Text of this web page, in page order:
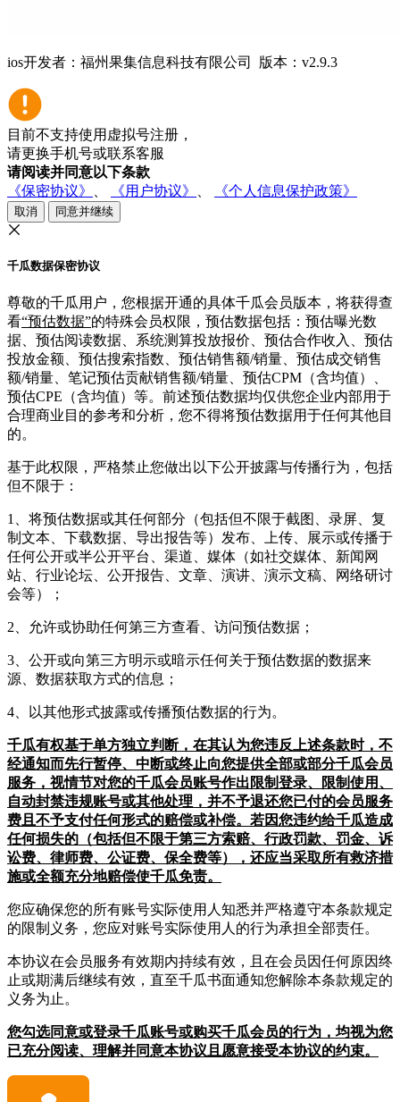
ios开发者：福州果集信息科技有限公司 版本：v2.9.3
目前不支持使用虚拟号注册，
请更换手机号或联系客服
请阅读并同意以下条款
《保密协议》
《用户协议》 《个人信息保护政策》
取消 同意并继续
千瓜数据保密协议
尊敬的千瓜用户，您根据开通的具体千瓜会员版本，将获得查
看“预估数据”的特殊会员权限，预估数据包括：预估曝光数
据、预估阅读数据、系统测算投放报价、预估合作收入、预估
投放金额、预估搜索指数、预估销售额/销量、预估成交销售
额/销量、笔记预估贡献销售额/销量、预估CPM（含均值）、
预估CPE（含均值）等。前述预估数据均仅供您企业内部用于
合理商业目的参考和分析，您不得将预估数据用于任何其他目
的。
基于此权限，严格禁止您做出以下公开披露与传播行为，包括
但不限于：
1、将预估数据或其任何部分（包括但不限于截图、录屏、复
制文本、下载数据、导出报告等）发布、上传、展示或传播于
任何公开或半公开平台、渠道、媒体（如社交媒体、新闻网
站、行业论坛、公开报告、文章、演讲、演示文稿、网络研讨
会等）；
2、允许或协助任何第三方查看、访问预估数据；
3、公开或向第三方明示或暗示任何关于预估数据的数据来
源、数据获取方式的信息；
4、以其他形式披露或传播预估数据的行为。
千瓜有权基于单方独立判断，在其认为您违反上述条款时，不
经通知而先行暂停、中断或终止向您提供全部或部分千瓜会员
服务，视情节对您的千瓜会员账号作出限制登录、限制使用、
自动封禁违规账号或其他处理，并不予退还您已付的会员服务
费且不予支付任何形式的赔偿或补偿。若因您违约给千瓜造成
任何损失的（包括但不限于第三方索赔、行政罚款、罚金、诉
讼费、律师费、公证费、保全费等），还应当采取所有救济措
施或全额充分地赔偿使千瓜免责。
您应确保您的所有账号实际使用人知悉并严格遵守本条款规定
的限制义务，您应对账号实际使用人的行为承担全部责任。
本协议在会员服务有效期内持续有效，且在会员因任何原因终
止或期满后继续有效，直至千瓜书面通知您解除本条款规定的
义务为止。
您勾选同意或登录千瓜账号或购买千瓜会员的行为，均视为您
已充分阅读、理解并同意本协议且愿意接受本协议的约束。